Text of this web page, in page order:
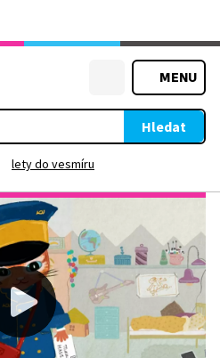
MENU
Hledat
lety do vesmíru